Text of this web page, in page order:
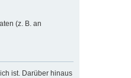
(z. B. an
ist. Darüber hinaus